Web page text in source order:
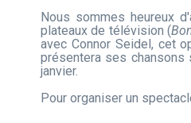
Nous sommes heureux
plateaux de télévision (
avec Connor Seidel, cet
présentera ses chansons
janvier.
Pour organiser un